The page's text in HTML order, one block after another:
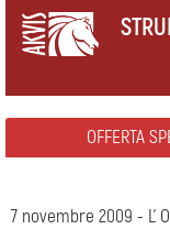
OFFERTA
7 novembre 2009 - L'